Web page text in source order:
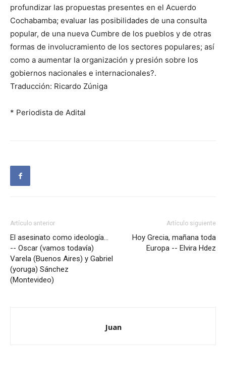
profundizar las propuestas presentes en el Acuerdo
Cochabamba; evaluar las posibilidades de una consulta
popular, de una nueva Cumbre de los pueblos y de otras
formas de involucramiento de los sectores populares; así
como a aumentar la organización y presión sobre los
gobiernos nacionales e internacionales?.
Traducción: Ricardo Zúniga
* Periodista de Adital
Artículo anterior
El asesinato como ideología…
-- Oscar (vamos todavía)
Varela (Buenos Aires) y Gabriel
(yoruga) Sánchez
(Montevideo)
Artículo siguiente
Hoy Grecia, mañana toda
Europa -- Elvira Hdez
Juan